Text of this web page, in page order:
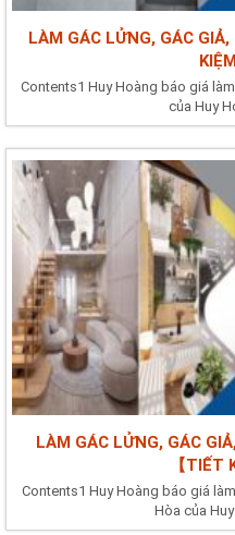
LÀM GÁC LỬNG, GÁC
Contents1 Huy Hoàng báo giá
của Huy
LÀM GÁC LỬNG, GÁC
【TIẾT
Contents1 Huy Hoàng báo giá
Hòa của Huy